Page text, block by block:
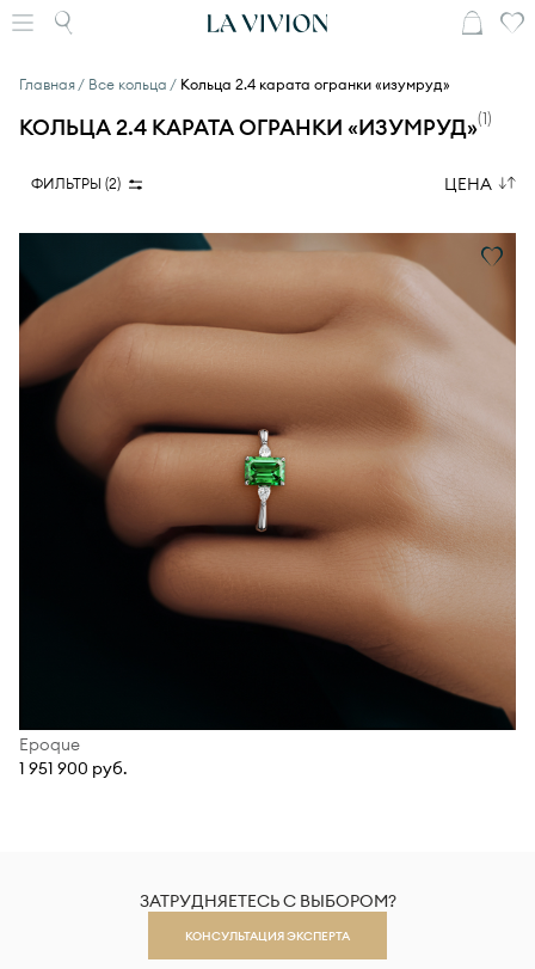
Главная Все кольца Кольца 2.4 карата огранки «изумруд»
КОЛЬЦА 2.4 КАРАТА ОГРАНКИ «ИЗУМРУД»(1)
ФИЛЬТРЫ (2) ЦЕНА
Epoque
1 951 900 руб.
ЗАТРУДНЯЕТЕСЬ С ВЫБОРОМ?
КОНСУЛЬТАЦИЯ ЭКСПЕРТА